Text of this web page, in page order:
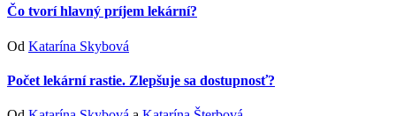
Čo tvorí hlavný príjem lekární?
Od Katarína Skybová
Počet lekární rastie. Zlepšuje sa dostupnosť?